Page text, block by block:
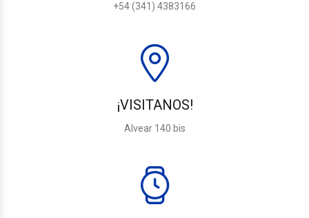
+54 (341) 4383166
¡VISITANOS!
Alvear 140 bis